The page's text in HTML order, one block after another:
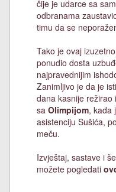
čije je udarce sa
odbranama
timu da se
Tako je ovaj
ponudio dosta
najpravednijim
Zanimljivo je da je
dana kasnije režirao
sa Olimpijom, kada
asistenciju Sušića,
meču.
Izvještaj, sastave i
možete pogledati